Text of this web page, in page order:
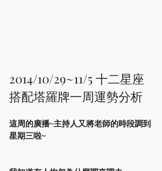
2014/10/29~11/5 十二星座
搭配塔羅牌一周運勢分析
這周的廣播~主持人又將老師的時段調到
星期三啦~